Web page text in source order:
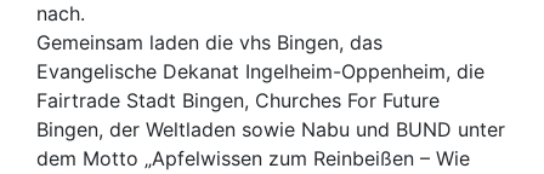
nach.
Gemeinsam laden die vhs Bingen, das
Evangelische Dekanat Ingelheim-Oppenheim, die
Fairtrade Stadt Bingen, Churches For Future
Bingen, der Weltladen sowie Nabu und BUND unter
dem Motto „Apfelwissen zum Reinbeißen – Wie